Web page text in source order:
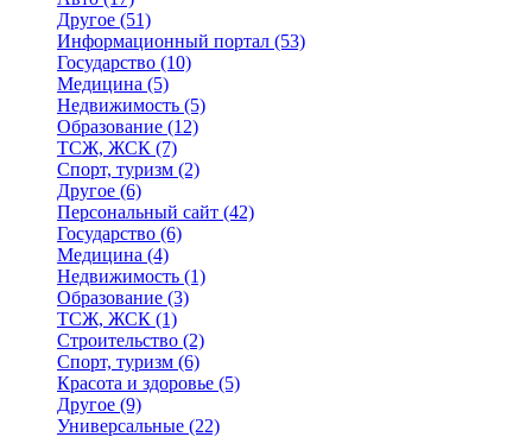
Другое (51)
Информационный портал (53)
Государство (10)
Медицина (5)
Недвижимость (5)
Образование (12)
ТСЖ, ЖСК (7)
Спорт, туризм (2)
Другое (6)
Персональный сайт (42)
Государство (6)
Медицина (4)
Недвижимость (1)
Образование (3)
ТСЖ, ЖСК (1)
Строительство (2)
Спорт, туризм (6)
Красота и здоровье (5)
Другое (9)
Универсальные (22)